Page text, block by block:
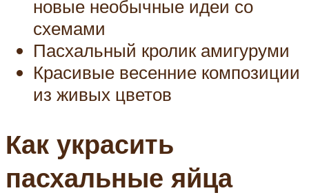
новые необычные идеи со
схемами
Пасхальный кролик амигуруми
Красивые весенние композиции
из живых цветов
Как украсить
пасхальные яйца